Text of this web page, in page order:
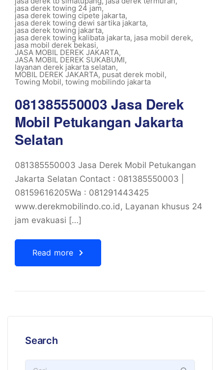
jasa derek towing 24 jam,
jasa derek towing cipete jakarta,
jasa derek towing dewi sartika jakarta,
jasa derek towing jakarta,
jasa derek towing kalibata jakarta, jasa mobil derek,
jasa mobil derek bekasi,
JASA MOBIL DEREK JAKARTA,
JASA MOBIL DEREK SUKABUMI,
layanan derek jakarta selatan,
MOBIL DEREK JAKARTA, pusat derek mobil,
Towing Mobil, towing mobilindo jakarta
081385550003 Jasa Derek
Mobil Petukangan Jakarta
Selatan
081385550003 Jasa Derek Mobil Petukangan
Jakarta Selatan Contact : 081385550003 |
08159616205Wa : 081291443425
www.derekmobilindo.co.id, Layanan khusus 24
jam evakuasi […]
Read more
Search